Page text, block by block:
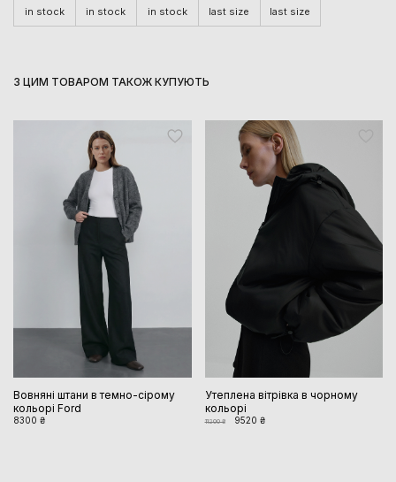
in stock
in stock
in stock
last size
last size
З ЦИМ ТОВАРОМ ТАКОЖ КУПУЮТЬ
Вовняні штани в темно-сірому
кольорі Ford
8300 ₴
Утеплена вітрівка в чорному
кольорі
11200 ₴ 9520 ₴